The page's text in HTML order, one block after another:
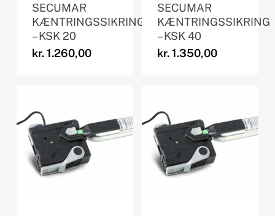
SECUMAR
KÆNTRINGSSIKRING
– KSK 20
kr.1.260,00
SECUMAR
KÆNTRINGSSIKRING
– KSK 40
kr.1.350,00